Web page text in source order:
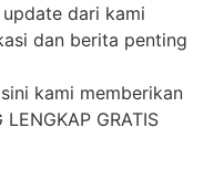
dari kami
dan berita penting
kami memberikan
LENGKAP GRATIS